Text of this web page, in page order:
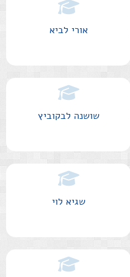
אורי לביא
שושנה לבקוביץ
שגיא לוי